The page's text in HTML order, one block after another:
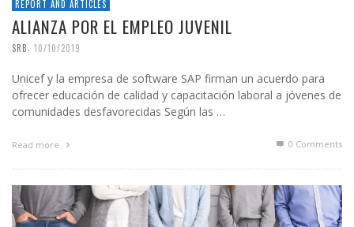
REPORT AND ARTICLES
ALIANZA POR EL EMPLEO JUVENIL
SRB, 10/10/2019
Unicef y la empresa de software SAP firman un acuerdo para
ofrecer educación de calidad y capacitación laboral a jóvenes de
comunidades desfavorecidas Según las …
Read more 0 Comments